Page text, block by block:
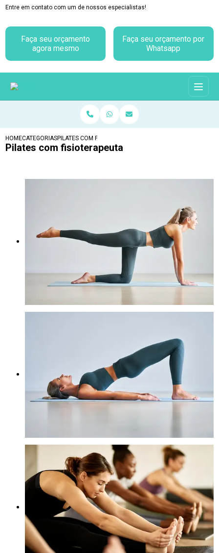
Entre em contato com um de nossos especialistas!
Faça seu orçamento
agora mesmo
Faça seu orçamento por
Whatsapp
HOMECATEGORIASPILATES COM FISIOTERAPEUTA
Pilates com fisioterapeuta